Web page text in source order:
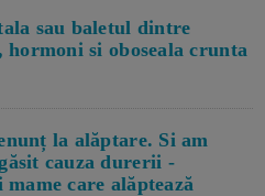
sau baletul dintre
hormoni si oboseala crunta
la alăptare. Si am
cauza durerii -
care alăptează